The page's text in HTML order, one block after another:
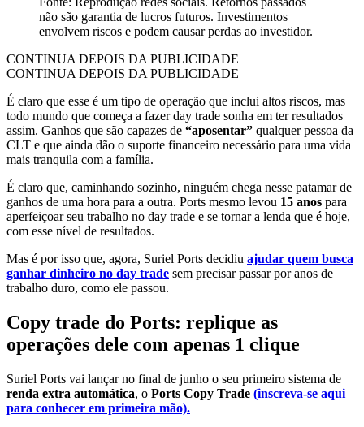
não são garantia de lucros futuros. Investimentos
envolvem riscos e podem causar perdas ao investidor.
CONTINUA DEPOIS DA PUBLICIDADE
CONTINUA DEPOIS DA PUBLICIDADE
É claro que esse é um tipo de operação que inclui altos riscos, mas
todo mundo que começa a fazer day trade sonha em ter resultados
assim. Ganhos que são capazes de “aposentar” qualquer pessoa da
CLT e que ainda dão o suporte financeiro necessário para uma vida
mais tranquila com a família.
É claro que, caminhando sozinho, ninguém chega nesse patamar de
ganhos de uma hora para a outra. Ports mesmo levou 15 anos para
aperfeiçoar seu trabalho no day trade e se tornar a lenda que é hoje,
com esse nível de resultados.
Mas é por isso que, agora, Suriel Ports decidiu ajudar quem busca
ganhar dinheiro no day trade sem precisar passar por anos de
trabalho duro, como ele passou.
Copy trade do Ports: replique as
operações dele com apenas 1 clique
Suriel Ports vai lançar no final de junho o seu primeiro sistema de
renda extra automática, o Ports Copy Trade (inscreva-se aqui
para conhecer em primeira mão).